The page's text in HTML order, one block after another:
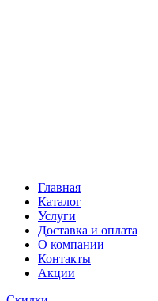
Главная
Каталог
Услуги
Доставка и оплата
О компании
Контакты
Акции